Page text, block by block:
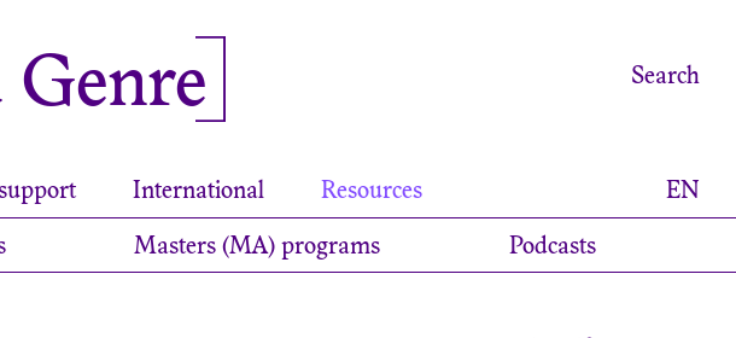
Search
International Resources EN
Masters (MA) programs Podcasts